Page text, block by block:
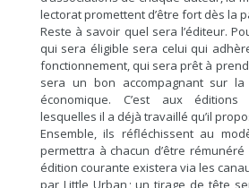
lectorat promettent d’être fort dès la
Reste à savoir quel sera l’éditeur.
qui sera éligible sera celui qui
fonctionnement, qui sera prêt à
sera un bon accompagnant sur
économique. C’est aux
lesquelles il a déjà travaillé qu’il
Ensemble, ils réfléchissent au
permettra à chacun d’être
édition courante existera via les
par Little Urban ; un tirage de tête